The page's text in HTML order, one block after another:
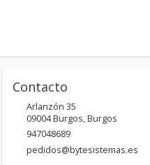
Contacto
Arlanzón 35
09004Burgos,Burgos
947048689
pedidos@bytesistemas.es